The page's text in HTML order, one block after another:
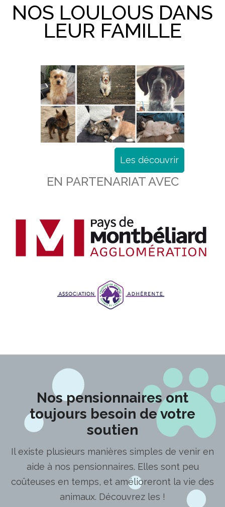
NOS LOULOUS DANS
LEUR FAMILLE
Les découvrir
EN PARTENARIAT AVEC
Nos pensionnaires ont
toujours besoin de votre
soutien
Il existe plusieurs manières simples de venir en
aide à nos pensionnaires. Elles sont peu
coûteuses en temps, et amélioreront la vie des
animaux. Découvrez les !